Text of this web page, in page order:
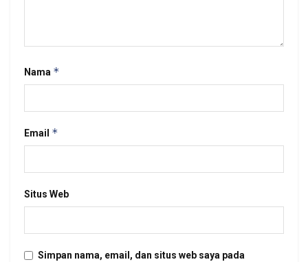
Nama *
Email *
Situs Web
Simpan nama, email, dan situs web saya pada